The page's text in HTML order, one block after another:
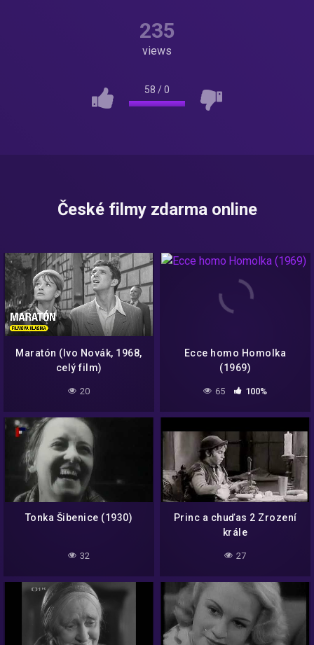
235
views
58 /0
České filmy zdarma online
Maratón (Ivo Novák, 1968,
celý film)
20
Ecce homo Homolka
(1969)
65 100%
Tonka Šibenice (1930)
32
Princ a chuďas 2 Zrození
krále
27